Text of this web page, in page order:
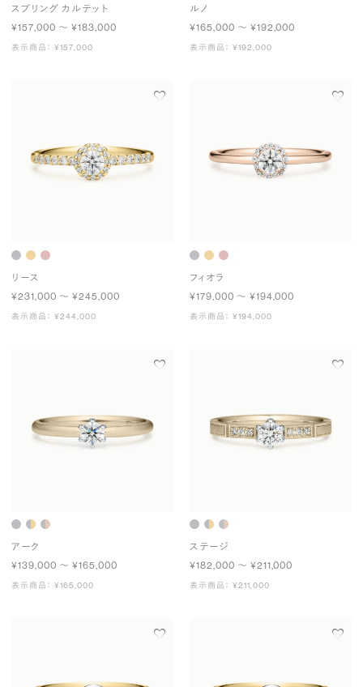
スプリング カルテット
¥157,000 〜 ¥183,000
表示商品： ¥157,000
ルノ
¥165,000 〜 ¥192,000
表示商品： ¥192,000
リース
¥231,000 〜 ¥245,000
表示商品： ¥244,000
フィオラ
¥179,000 〜 ¥194,000
表示商品： ¥194,000
アーク
¥139,000 〜 ¥165,000
表示商品： ¥165,000
ステージ
¥182,000 〜 ¥211,000
表示商品： ¥211,000